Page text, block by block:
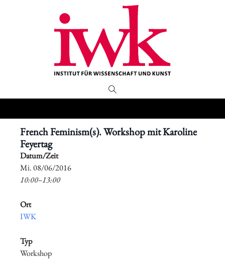
French Feminism(s). Workshop mit Karoline
Feyertag
Datum/Zeit
​Mi. 08/06/2016
10:00–13:00
Ort
IWK
Typ
Workshop